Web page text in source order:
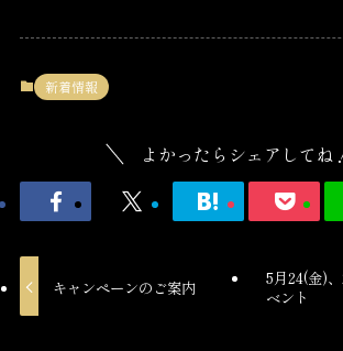
新着情報
よかったらシェアしてね
キャンペーンのご案内
5月24(金)
ベント